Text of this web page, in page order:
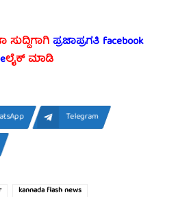
ಸುದ್ದಿಗಾಗಿ ಪ್ರಜಾಪ್ರಗತಿ facebook
ಲೈಕ್ ಮಾಡಿ
Telegram
kannada flash news